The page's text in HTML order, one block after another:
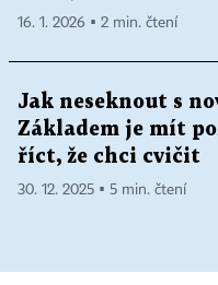
16. 1. 2026 ▪ 2 min. čtení
Jak neseknout s
Základem je mít
říct, že chci cvičit
30. 12. 2025 ▪ 5 min. čtení